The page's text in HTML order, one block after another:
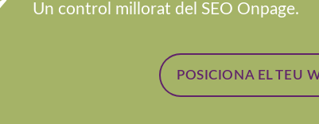
Un control millorat del SEO Onpage.
POSICIONA EL TEU